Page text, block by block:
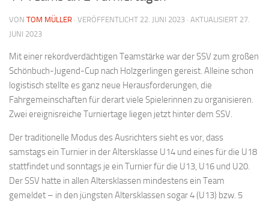
VON TOM MÜLLER · VERÖFFENTLICHT 22. JUNI 2023 · AKTUALISIERT 27.
JUNI 2023
Mit einer rekordverdächtigen Teamstärke war der SSV zum großen
Schönbuch-Jugend-Cup nach Holzgerlingen gereist. Alleine schon
logistisch stellte es ganz neue Herausforderungen, die
Fahrgemeinschaften für derart viele Spielerinnen zu organisieren.
Zwei ereignisreiche Turniertage liegen jetzt hinter dem SSV.
Der traditionelle Modus des Ausrichters sieht es vor, dass
samstags ein Turnier in der Altersklasse U14 und eines für die U18
stattfindet und sonntags je ein Turnier für die U13, U16 und U20.
Der SSV hatte in allen Altersklassen mindestens ein Team
gemeldet – in den jüngsten Altersklassen sogar 4 (U13) bzw. 5